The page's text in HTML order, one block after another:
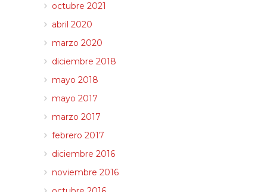
octubre 2021
abril 2020
marzo 2020
diciembre 2018
mayo 2018
mayo 2017
marzo 2017
febrero 2017
diciembre 2016
noviembre 2016